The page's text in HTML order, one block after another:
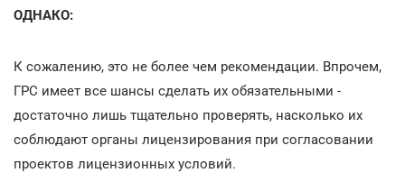
ОДНАКО:
К сожалению, это не более чем рекомендации. Впрочем,
ГРС имеет все шансы сделать их обязательными -
достаточно лишь тщательно проверять, насколько их
соблюдают органы лицензирования при согласовании
проектов лицензионных условий.